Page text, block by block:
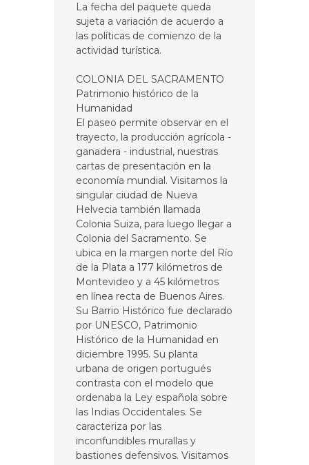
La fecha del paquete queda
sujeta a variación de acuerdo a
las políticas de comienzo de la
actividad turística.
COLONIA DEL SACRAMENTO
Patrimonio histórico de la
Humanidad
El paseo permite observar en el
trayecto, la producción agrícola -
ganadera - industrial, nuestras
cartas de presentación en la
economía mundial. Visitamos la
singular ciudad de Nueva
Helvecia también llamada
Colonia Suiza, para luego llegar a
Colonia del Sacramento. Se
ubica en la margen norte del Río
de la Plata a 177 kilómetros de
Montevideo y a 45 kilómetros
en línea recta de Buenos Aires.
Su Barrio Histórico fue declarado
por UNESCO, Patrimonio
Histórico de la Humanidad en
diciembre 1995. Su planta
urbana de origen portugués
contrasta con el modelo que
ordenaba la Ley española sobre
las Indias Occidentales. Se
caracteriza por las
inconfundibles murallas y
bastiones defensivos. Visitamos